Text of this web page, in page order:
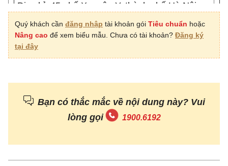
Địa chỉ: 45 phố X, quận Y, thành phố Hà Nội
Điện thoại:.................................................Số tài
khoản..................................................................
Họ tên người mua
hàng................................................................
Tên đơn
Quý khách cần đăng nhập tài khoản gói Tiêu chuẩn hoặc
Nâng cao để xem biểu mẫu. Chưa có tài khoản? Đăng ký
tại đây
Bạn có thắc mắc về nội dung này? Vui
lòng gọi
1900.6192